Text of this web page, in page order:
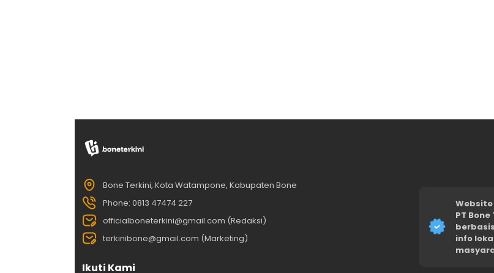
Bone Terkini, Kota Watampone, Kabupaten Bone
Phone: 0813 47474 227
officialboneterkini@gmail.com (Redaksi)
terkinibone@gmail.com (Marketing)
Ikuti Kami
PT
info